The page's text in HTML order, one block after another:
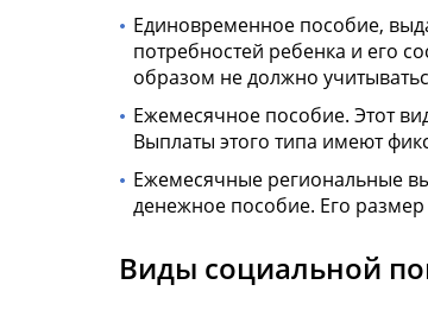
Единовременное пособие,
потребностей ребенка и его
образом не должно
Ежемесячное пособие. Этот
Выплаты этого типа имеют
Ежемесячные региональные
денежное пособие. Его размер
Виды социальной